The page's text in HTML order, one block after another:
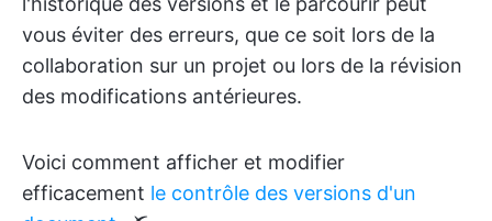
vous éviter des erreurs, que ce soit lors de la
collaboration sur un projet ou lors de la révision
des modifications antérieures.
Voici comment afficher et modifier
efficacement le contrôle des versions d'un